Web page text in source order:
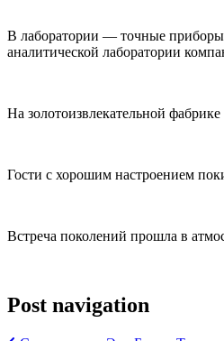
В лаборатории — точные
аналитической лаборатории
На золотоизвлекательной
Гости с хорошим настроением
Встреча поколений прошла в
Post navigation